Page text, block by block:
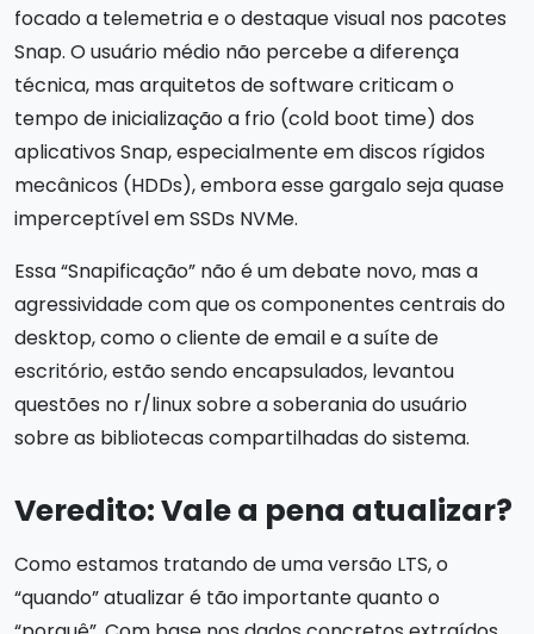
focado a telemetria e o destaque visual nos pacotes
Snap. O usuário médio não percebe a diferença
técnica, mas arquitetos de software criticam o
tempo de inicialização a frio (cold boot time) dos
aplicativos Snap, especialmente em discos rígidos
mecânicos (HDDs), embora esse gargalo seja quase
imperceptível em SSDs NVMe.
Essa “Snapificação” não é um debate novo, mas a
agressividade com que os componentes centrais do
desktop, como o cliente de email e a suíte de
escritório, estão sendo encapsulados, levantou
questões no r/linux sobre a soberania do usuário
sobre as bibliotecas compartilhadas do sistema.
Veredito: Vale a pena atualizar?
Como estamos tratando de uma versão LTS, o
“quando” atualizar é tão importante quanto o